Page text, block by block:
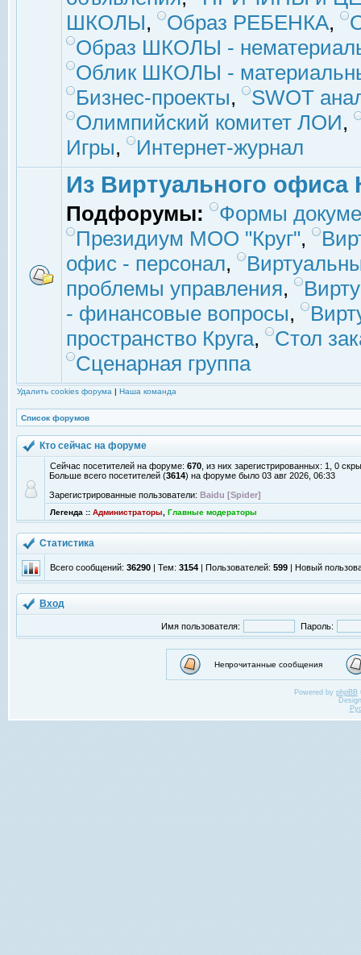
ШКОЛЫ, Образ РЕБЕНКА,
Образ ШКОЛЫ -
Облик ШКОЛЫ -
Бизнес-проекты,
SWOT
Олимпийский комитет ЛОИ,
Игры, Интернет-журнал
Из Виртуального офиса
Подфорумы:
Формы
Президиум МОО "Круг",
офис - персонал,
проблемы управления,
- финансовые вопросы,
пространство Круга,
Стол
Сценарная группа
Удалить cookies форума | Наша команда
Список форумов
Кто сейчас на форуме
Сейчас посетителей на форуме: 670 , из них зарегистрированных: 1, 0
Больше всего посетителей (3614) на форуме было 03 авг 2026, 06:33
Зарегистрированные пользователи: Baidu [Spider]
Легенда :: Администраторы Главные модераторы
Статистика
Всего сообщений: 36290 | Тем: 3154 | Пользователей: 599 | Новый
Вход
Имя пользователя: Пароль:
Непрочитанные сообщения
Powered by phpBB